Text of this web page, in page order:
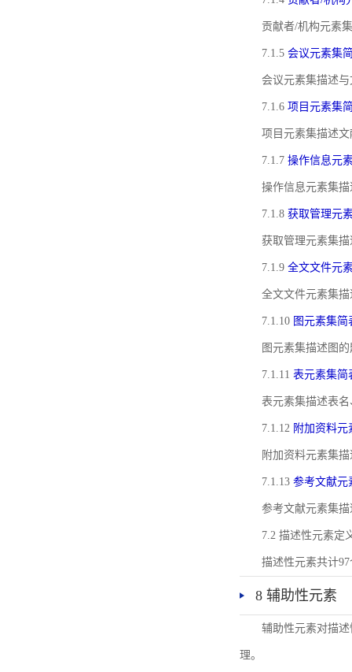
贡献者/机构元素
7.1.5 会议元素集
会议元素集描述
7.1.6 项目元素集
项目元素集描述
7.1.7 操作信息元
操作信息元素集
7.1.8 获取管理元
获取管理元素集
7.1.9 全文文件元
全文文件元素集
7.1.10 图元素集简
图元素集描述图
7.1.11 表元素集简
表元素集描述表
7.1.12 附加资料元
附加资料元素集
7.1.13 参考文献元
参考文献元素集
7.2 描述性元素定
描述性元素共计
8 辅助性元素
辅助性元素对描
理。